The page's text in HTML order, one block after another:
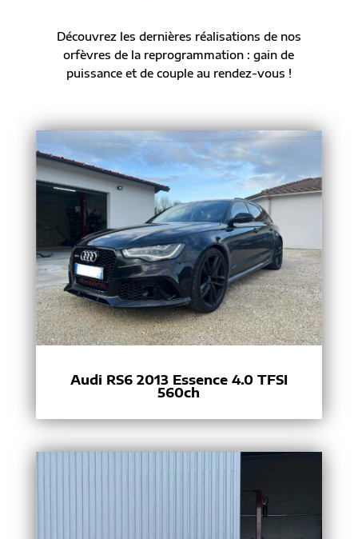
Découvrez les dernières réalisations de nos
orfèvres de la reprogrammation : gain de
puissance et de couple au rendez-vous !
Audi RS6 2013 Essence 4.0 TFSI
560ch